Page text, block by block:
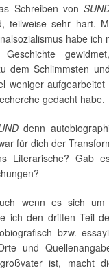
Schreiben von
teilweise sehr hart.
habe ich
dem Schlimmsten
weniger
gedacht habe.
denn
für dich der
Literarische? Gab
wenn es sich um
ich den dritten Teil
bzw.
und
ist, macht